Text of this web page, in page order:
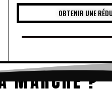
OBTENIR UNE
MARCHE ?